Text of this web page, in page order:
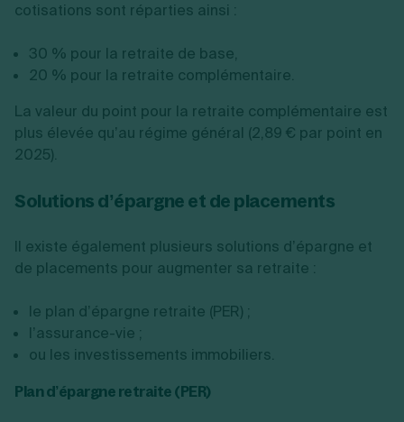
cotisations sont réparties ainsi :
30 % pour la retraite de base,
20 % pour la retraite complémentaire.
La valeur du point pour la retraite complémentaire est
plus élevée qu’au régime général (2,89 € par point en
2025).
Solutions d’épargne et de placements
Il existe également plusieurs solutions d’épargne et
de placements pour augmenter sa retraite :
le plan d’épargne retraite (PER) ;
l’assurance-vie ;
ou les investissements immobiliers.
Plan d’épargne retraite (PER)